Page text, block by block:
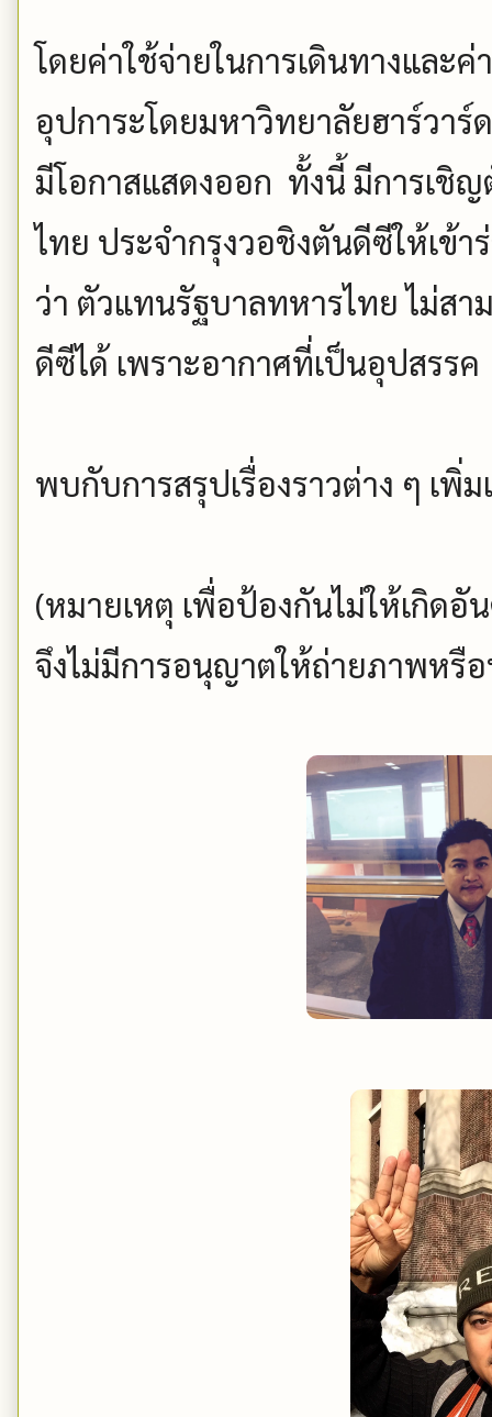
โดยค่าใช้จ่ายในการเดินทางและ
อุปการะโดยมหาวิทยาลัยฮาร์วาร์
มีโอกาสแสดงออก ทั้งนี้ มีการเชิ
ไทย ประจำกรุงวอชิงตันดีซีให้เข้
ว่า ตัวแทนรัฐบาลทหารไทย ไม่สา
ดีซีได้ เพราะอากาศที่เป็นอุปสรรค
พบกับการสรุปเรื่องราวต่าง ๆ เพิ่
(หมายเหตุ เพื่อป้องกันไม่ให้เกิดอั
จึงไม่มีการอนุญาตให้ถ่ายภาพหรื